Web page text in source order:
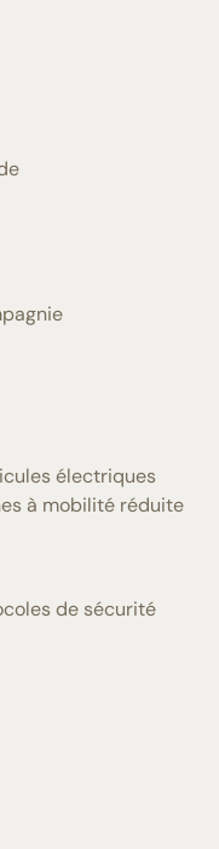
électriques
à mobilité réduite
de sécurité